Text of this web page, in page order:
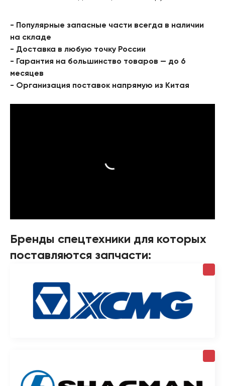
- Популярные запасные части всегда в наличии
на складе
- Доставка в любую точку России
- Гарантия на большинство товаров — до 6
месяцев
- Организация поставок напрямую из Китая
Бренды спецтехники для которых
поставляются запчасти: